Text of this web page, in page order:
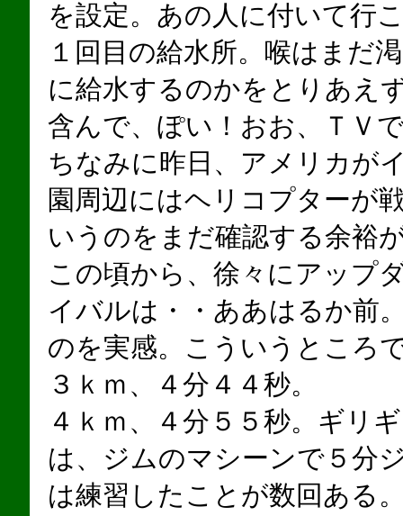
を設定。あの人に付いて行
１回目の給水所。喉はまだ
に給水するのかをとりあえ
含んで、ぽい！おお、ＴＶ
ちなみに昨日、アメリカが
園周辺にはヘリコプターが
いうのをまだ確認する余裕
この頃から、徐々にアップ
イバルは・・ああはるか前
のを実感。こういうところ
３ｋｍ、４分４４秒。
４ｋｍ、４分５５秒。ギリ
は、ジムのマシーンで５分
は練習したことが数回ある